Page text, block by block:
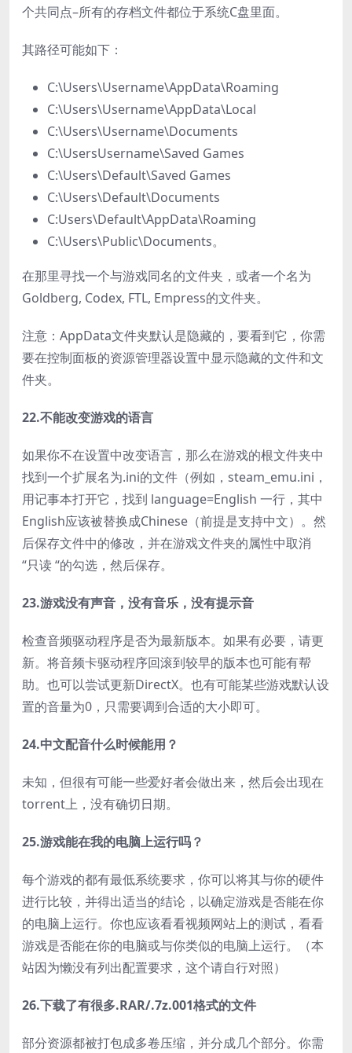
个共同点–所有的存档文件都位于系统C盘里面。
其路径可能如下：
C:\Users\Username\AppData\Roaming
C:\Users\Username\AppData\Local
C:\Users\Username\Documents
C:\UsersUsername\Saved Games
C:\Users\Default\Saved Games
C:\Users\Default\Documents
C:Users\Default\AppData\Roaming
C:\Users\Public\Documents。
在那里寻找一个与游戏同名的文件夹，或者一个名为
Goldberg, Codex, FTL, Empress的文件夹。
注意：AppData文件夹默认是隐藏的，要看到它，你需
要在控制面板的资源管理器设置中显示隐藏的文件和文
件夹。
22.不能改变游戏的语言
如果你不在设置中改变语言，那么在游戏的根文件夹中
找到一个扩展名为.ini的文件（例如，steam_emu.ini，
用记事本打开它，找到 language=English 一行，其中
English应该被替换成Chinese（前提是支持中文）。然
后保存文件中的修改，并在游戏文件夹的属性中取消
“只读 “的勾选，然后保存。
23.游戏没有声音，没有音乐，没有提示音
检查音频驱动程序是否为最新版本。如果有必要，请更
新。将音频卡驱动程序回滚到较早的版本也可能有帮
助。也可以尝试更新DirectX。也有可能某些游戏默认设
置的音量为0，只需要调到合适的大小即可。
24.中文配音什么时候能用？
未知，但很有可能一些爱好者会做出来，然后会出现在
torrent上，没有确切日期。
25.游戏能在我的电脑上运行吗？
每个游戏的都有最低系统要求，你可以将其与你的硬件
进行比较，并得出适当的结论，以确定游戏是否能在你
的电脑上运行。你也应该看看视频网站上的测试，看看
游戏是否能在你的电脑或与你类似的电脑上运行。（本
站因为懒没有列出配置要求，这个请自行对照）
26.下载了有很多.RAR/.7z.001格式的文件
部分资源都被打包成多卷压缩，并分成几个部分。你需